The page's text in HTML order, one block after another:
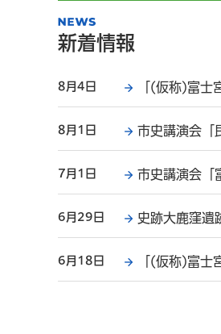
新着情報
8月4日 「(仮称)富士
8月1日 市史講演会「
7月1日 市史講演会「
6月29日 史跡大鹿窪遺
6月18日 「(仮称)富士